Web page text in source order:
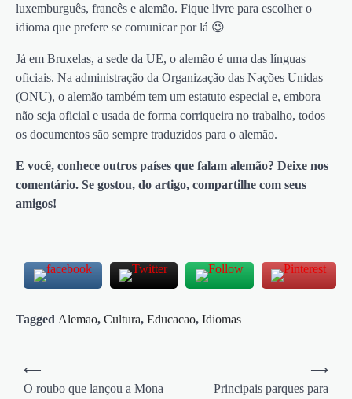
luxemburguês, francês e alemão. Fique livre para escolher o
idioma que prefere se comunicar por lá 😉
Já em Bruxelas, a sede da UE, o alemão é uma das línguas
oficiais. Na administração da Organização das Nações Unidas
(ONU), o alemão também tem um estatuto especial e, embora
não seja oficial e usada de forma corriqueira no trabalho, todos
os documentos são sempre traduzidos para o alemão.
E você, conhece outros países que falam alemão? Deixe nos
comentário. Se gostou, do artigo, compartilhe com seus
amigos!
Tagged Alemao, Cultura, Educacao, Idiomas
Navegação
de
⟵
O roubo que lançou a Mona
Principais parques para
⟶